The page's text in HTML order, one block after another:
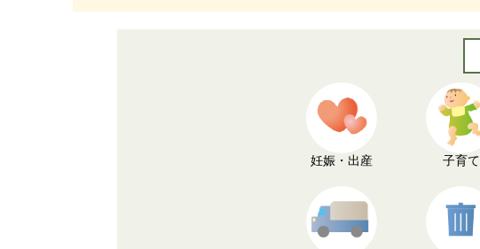
妊娠・出産 子育て